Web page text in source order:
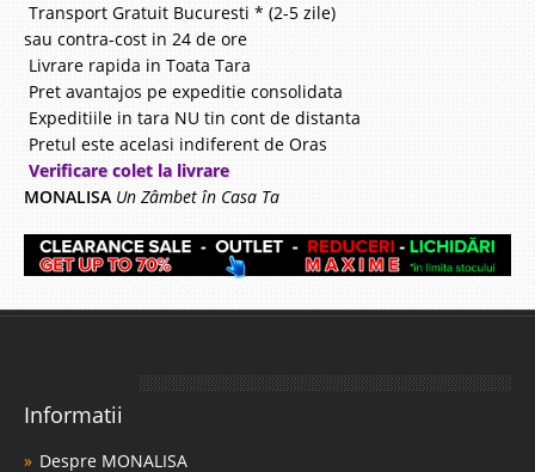
Transport Gratuit Bucuresti * (2-5 zile)
sau contra-cost in 24 de ore
Livrare rapida in Toata Tara
Pret avantajos pe expeditie consolidata
Expeditiile in tara NU tin cont de distanta
Pretul este acelasi indiferent de Oras
Verificare colet la livrare
MONALISA Un Zâmbet în Casa Ta
Informatii
Despre MONALISA